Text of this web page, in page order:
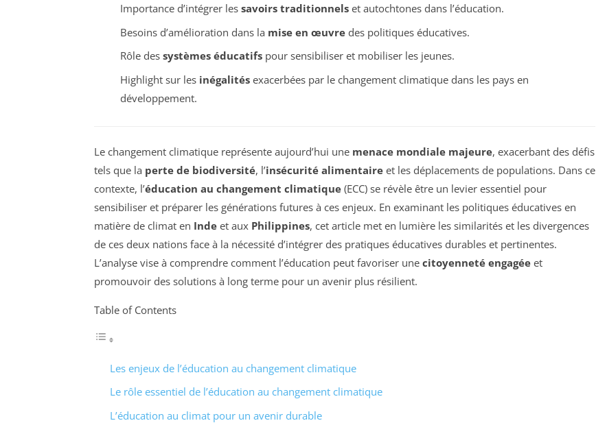
Importance d’intégrer les savoirs traditionnelset autochtones dans l’éducation.
Besoins d’amélioration dans la mise en œuvredes politiques éducatives.
Rôle des systèmes éducatifspour sensibiliser et mobiliser les jeunes.
Highlight sur les inégalitésexacerbées par le changement climatique dans les pays en
développement.
Le changement climatique représente aujourd’hui une menace mondiale majeure, exacerbant des défis
tels que la perte de biodiversité, l’insécurité alimentaire et les déplacements de populations. Dans ce
contexte, l’éducation au changement climatique (ECC) se révèle être un levier essentiel pour
sensibiliser et préparer les générations futures à ces enjeux. En examinant les politiques éducatives en
matière de climat en Inde et aux Philippines, cet article met en lumière les similarités et les divergences
de ces deux nations face à la nécessité d’intégrer des pratiques éducatives durables et pertinentes.
L’analyse vise à comprendre comment l’éducation peut favoriser une citoyenneté engagée et
promouvoir des solutions à long terme pour un avenir plus résilient.
Table of Contents
Les enjeux de l’éducation au changement climatique
Le rôle essentiel de l’éducation au changement climatique
L’éducation au climat pour un avenir durable